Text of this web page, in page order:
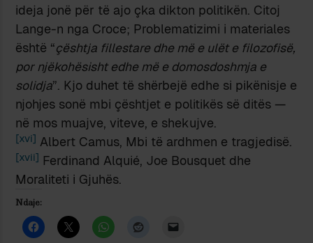
ideja jonë për të ajo çka dikton politikën. Citoj
Lange-n nga Croce; Problematizimi i materiales
është “çështja fillestare dhe më e ulët e filozofisë,
por njëkohësisht edhe më e domosdoshmja e
solidja”. Kjo duhet të shërbejë edhe si pikënisje e
njohjes sonë mbi çështjet e politikës së ditës —
në mos muajve, viteve, e shekujve.
[xvi] Albert Camus, Mbi të ardhmen e tragjedisë.
[xvii] Ferdinand Alquié, Joe Bousquet dhe
Moraliteti i Gjuhës.
Ndaje: